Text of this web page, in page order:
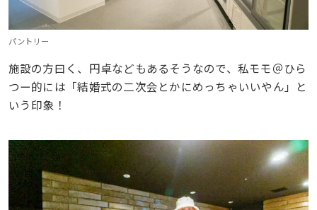
パントリー
施設の方曰く、円卓などもあるそうなので、私モモ＠ひら
つー的には「結婚式の二次会とかにめっちゃいいやん」と
いう印象！